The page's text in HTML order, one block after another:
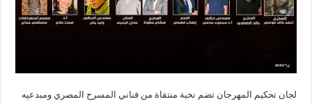
لجان تحكيم المهرجان تضم نخبة منتقاة من فناني المسرح المصري ومبدعيه